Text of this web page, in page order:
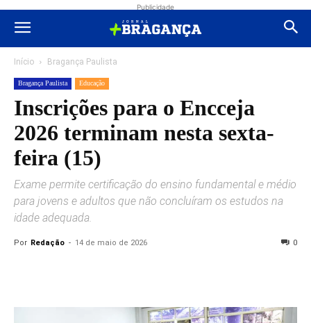
Publicidade
Início Bragança Paulista
Bragança Paulista Educação
Inscrições para o Encceja
2026 terminam nesta sexta-
feira (15)
Exame permite certificação do ensino fundamental e médio
para jovens e adultos que não concluíram os estudos na
idade adequada.
Por Redação - 14 de maio de 2026 0